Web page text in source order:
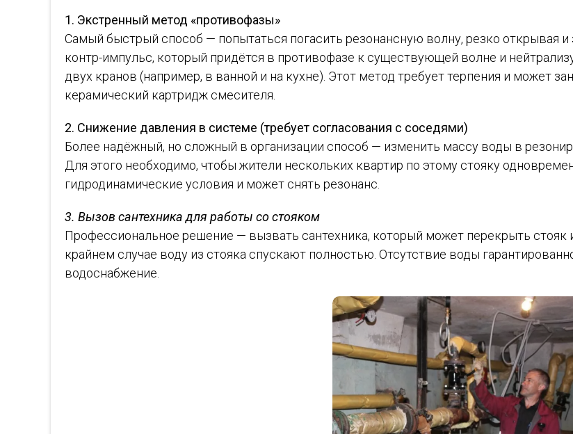
1. Экстренный метод «противофазы»
Самый быстрый способ — попытаться погасить резонансную волну, резко открывая
контр-импульс, который придётся в противофазе к существующей волне и
двух кранов (например, в ванной и на кухне). Этот метод требует терпения и может
керамический картридж смесителя.
2. Снижение давления в системе (требует согласования с соседями)
Более надёжный, но сложный в организации способ — изменить массу воды в
Для этого необходимо, чтобы жители нескольких квартир по этому стояку
гидродинамические условия и может снять резонанс.
3. Вызов сантехника для работы со стояком
Профессиональное решение — вызвать сантехника, который может перекрыть стояк
крайнем случае воду из стояка спускают полностью. Отсутствие воды
водоснабжение.